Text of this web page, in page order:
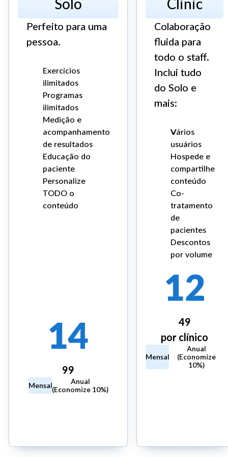
Perfeito para uma
pessoa.
Exercícios
ilimitados
Programas
ilimitados
Medição e
acompanhamento
de resultados
Educação do
paciente
Personalize
TODO o
conteúdo
14
99
Mensal
Anual
(Economize 10%)
Colaboração
fluida para
todo o staff.
Inclui tudo
do Solo e
mais:
Vários
usuários
Hospede e
compartilhe
conteúdo
Co-
tratamento
de
pacientes
Descontos
por volume
12
49
por clínico
Mensal
Anual
(Economize
10%)